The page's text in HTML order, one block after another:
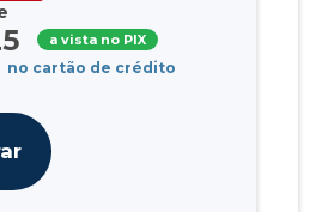
a vista no PIX
no cartão de crédito